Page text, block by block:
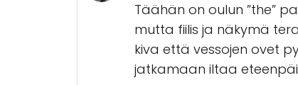
Täähän on oulun ”the”
mutta fiilis ja näkymä
kiva että vessojen ovet
jatkamaan iltaa